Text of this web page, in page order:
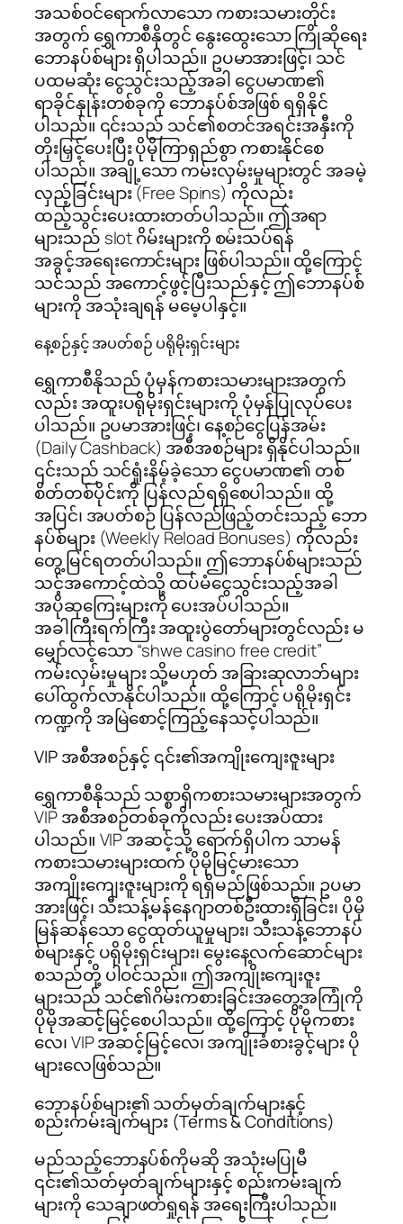
အသစ်ဝင်ရောက်လာသော ကစားသမားတိုင်း
အတွက် ရွှေကာစီနိုတွင် နွေးထွေးသော ကြိုဆိုရေး
ဘောနပ်စ်များ ရှိပါသည်။ ဥပမာအားဖြင့်၊ သင်
ပထမဆုံး ငွေသွင်းသည့်အခါ ငွေပမာဏ၏
ရာခိုင်နှုန်းတစ်ခုကို ဘောနပ်စ်အဖြစ် ရရှိနိုင်
ပါသည်။ ၎င်းသည် သင်၏စတင်အရင်းအနှီးကို
တိုးမြှင့်ပေးပြီး ပိုမိုကြာရှည်စွာ ကစားနိုင်စေ
ပါသည်။ အချို့သော ကမ်းလှမ်းမှုများတွင် အခမဲ့
လှည့်ခြင်းများ (Free Spins) ကိုလည်း
ထည့်သွင်းပေးထားတတ်ပါသည်။ ဤအရာ
များသည် slot ဂိမ်းများကို စမ်းသပ်ရန်
အခွင့်အရေးကောင်းများ ဖြစ်ပါသည်။ ထို့ကြောင့်
သင်သည် အကောင့်ဖွင့်ပြီးသည်နှင့် ဤဘောနပ်စ်
များကို အသုံးချရန် မမေ့ပါနှင့်။
နေ့စဉ်နှင့် အပတ်စဉ် ပရိုမိုးရှင်းများ
ရွှေကာစီနိုသည် ပုံမှန်ကစားသမားများအတွက်
လည်း အထူးပရိုမိုးရှင်းများကို ပုံမှန်ပြုလုပ်ပေး
ပါသည်။ ဥပမာအားဖြင့်၊ နေ့စဉ်ငွေပြန်အမ်း
(Daily Cashback) အစီအစဉ်များ ရှိနိုင်ပါသည်။
၎င်းသည် သင်ရှုံးနိမ့်ခဲ့သော ငွေပမာဏ၏ တစ်
စိတ်တစ်ပိုင်းကို ပြန်လည်ရရှိစေပါသည်။ ထို့
အပြင်၊ အပတ်စဉ် ပြန်လည်ဖြည့်တင်းသည့် ဘော
နပ်စ်များ (Weekly Reload Bonuses) ကိုလည်း
တွေ့မြင်ရတတ်ပါသည်။ ဤဘောနပ်စ်များသည်
သင့်အကောင့်ထဲသို့ ထပ်မံငွေသွင်းသည့်အခါ
အပိုဆုကြေးများကို ပေးအပ်ပါသည်။
အခါကြီးရက်ကြီး အထူးပွဲတော်များတွင်လည်း မ
မျှော်လင့်သော “shwe casino free credit”
ကမ်းလှမ်းမှုများ သို့မဟုတ် အခြားဆုလာဘ်များ
ပေါ်ထွက်လာနိုင်ပါသည်။ ထို့ကြောင့် ပရိုမိုးရှင်း
ကဏ္ဍကို အမြဲစောင့်ကြည့်နေသင့်ပါသည်။
VIP အစီအစဉ်နှင့် ၎င်း၏အကျိုးကျေးဇူးများ
ရွှေကာစီနိုသည် သစ္စာရှိကစားသမားများအတွက်
VIP အစီအစဉ်တစ်ခုကိုလည်း ပေးအပ်ထား
ပါသည်။ VIP အဆင့်သို့ ရောက်ရှိပါက သာမန်
ကစားသမားများထက် ပိုမိုမြင့်မားသော
အကျိုးကျေးဇူးများကို ရရှိမည်ဖြစ်သည်။ ဥပမာ
အားဖြင့်၊ သီးသန့်မန်နေဂျာတစ်ဦးထားရှိခြင်း၊ ပိုမို
မြန်ဆန်သော ငွေထုတ်ယူမှုများ၊ သီးသန့်ဘောနပ်
စ်များနှင့် ပရိုမိုးရှင်းများ၊ မွေးနေ့လက်ဆောင်များ
စသည်တို့ ပါဝင်သည်။ ဤအကျိုးကျေးဇူး
များသည် သင်၏ဂိမ်းကစားခြင်းအတွေ့အကြုံကို
ပိုမိုအဆင့်မြင့်စေပါသည်။ ထို့ကြောင့် ပိုမိုကစား
လေ၊ VIP အဆင့်မြင့်လေ၊ အကျိုးခံစားခွင့်များ ပို
များလေဖြစ်သည်။
ဘောနပ်စ်များ၏ သတ်မှတ်ချက်များနှင့်
စည်းကမ်းချက်များ (Terms & Conditions)
မည်သည့်ဘောနပ်စ်ကိုမဆို အသုံးမပြုမီ
၎င်း၏သတ်မှတ်ချက်များနှင့် စည်းကမ်းချက်
များကို သေချာဖတ်ရှုရန် အရေးကြီးပါသည်။